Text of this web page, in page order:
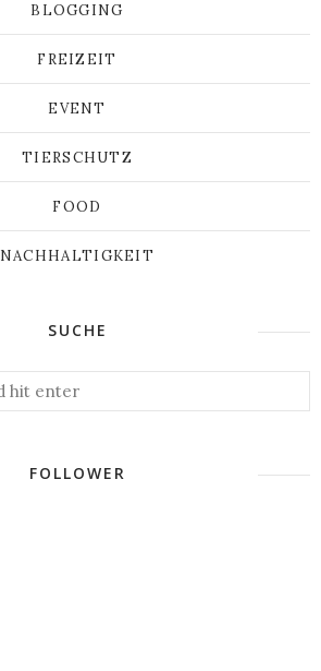
BLOGGING
FREIZEIT
EVENT
TIERSCHUTZ
FOOD
NACHHALTIGKEIT
SUCHE
FOLLOWER